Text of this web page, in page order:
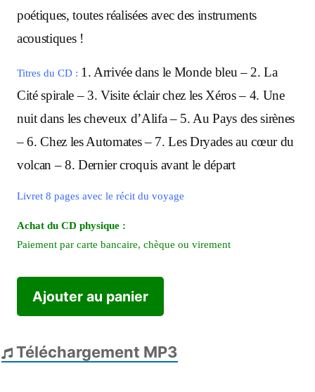
poétiques, toutes réalisées avec des instruments
acoustiques !
Titres du CD : 1. Arrivée dans le Monde bleu – 2. La
Cité spirale – 3. Visite éclair chez les Xéros – 4. Une
nuit dans les cheveux d’Alifa – 5. Au Pays des sirènes
– 6. Chez les Automates – 7. Les Dryades au cœur du
volcan – 8. Dernier croquis avant le départ
Livret 8 pages avec le récit du voyage
Achat du CD physique :
Paiement par carte bancaire, chèque ou virement
Ajouter au panier
Téléchargement MP3